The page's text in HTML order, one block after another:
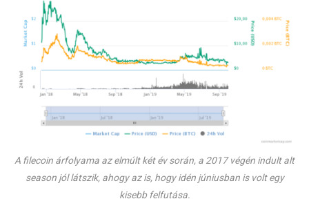
A filecoin árfolyama az elmúlt két év során, a 2017 végén indult alt
season jól látszik, ahogy az is, hogy idén júniusban is volt egy
kisebb felfutása.